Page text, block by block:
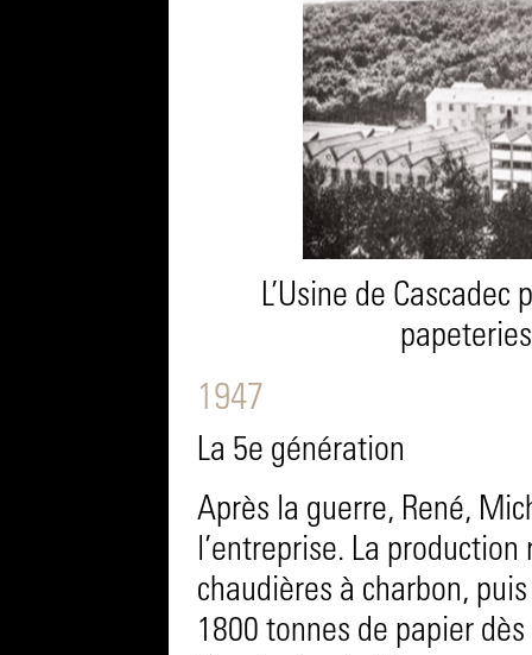
L’Usine de
1947
La 5e génération
Après la guerre, René,
l’entreprise. La
chaudières à charbon,
1800 tonnes de papier